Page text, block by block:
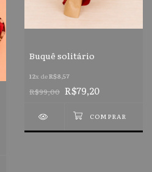
Buquê solitário
12x deR$8,57
R$99,00 R$79,20